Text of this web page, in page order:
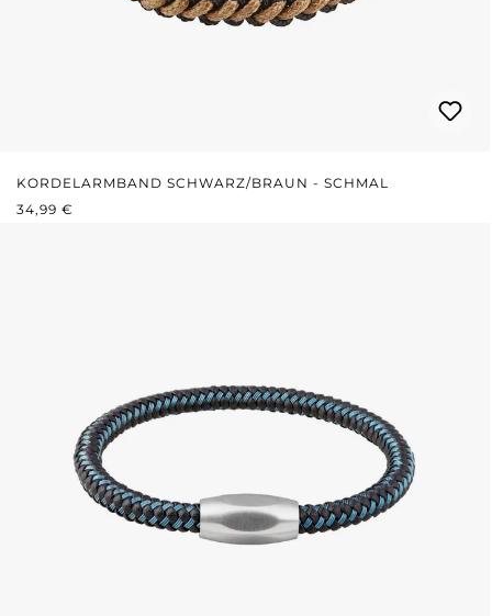
KORDELARMBAND SCHWARZ/BRAUN - SCHMAL
REGULÄRER PREIS:
34,99 €